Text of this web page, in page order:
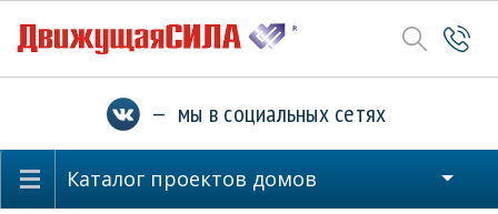
— мы в социальных сетях
Каталог проектов домов